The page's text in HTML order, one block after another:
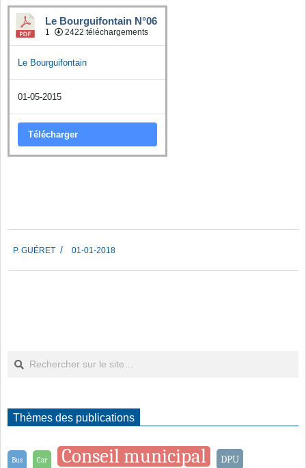
Le Bourguifontain N°06
1 2422 téléchargements
Le Bourguifontain
01-05-2015
Télécharger
01-
01
P. GUÉRET 01-01-2018
Thèmes des publications
Bus Car Conseil municipal DPU